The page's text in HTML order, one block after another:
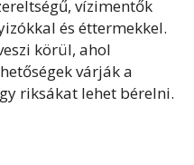
vízimentők
és éttermekkel.
körül, ahol
várják a
riksákat lehet bérelni.